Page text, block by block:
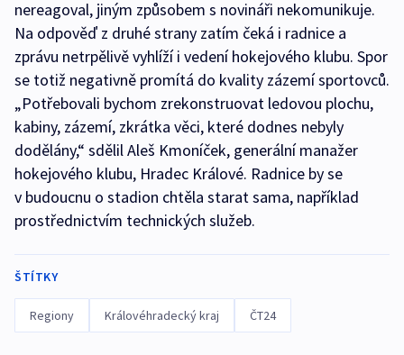
nereagoval, jiným způsobem s novináři nekomunikuje.
Na odpověď z druhé strany zatím čeká i radnice a
zprávu netrpělivě vyhlíží i vedení hokejového klubu. Spor
se totiž negativně promítá do kvality zázemí sportovců.
„Potřebovali bychom zrekonstruovat ledovou plochu,
kabiny, zázemí, zkrátka věci, které dodnes nebyly
dodělány,“ sdělil Aleš Kmoníček, generální manažer
hokejového klubu, Hradec Králové. Radnice by se
v budoucnu o stadion chtěla starat sama, například
prostřednictvím technických služeb.
ŠTÍTKY
Regiony Královéhradecký kraj ČT24